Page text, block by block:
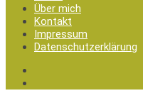
Über mich
Kontakt
Impressum
Datenschutzerklärung